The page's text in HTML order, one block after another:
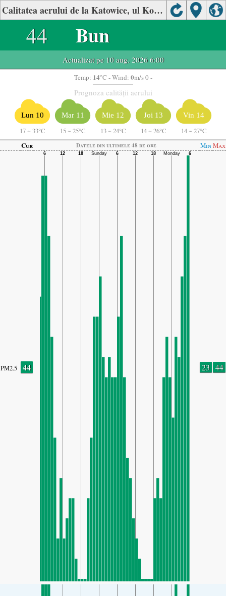
Calitatea aerului de la Katowice, ul Kossutha 6
44 Bun
Actualizat pe 10 aug. 2026 6:00
Temp: 14°C - Wind: 0m/s 0 -
Prognoza calității aerului
Lun 10
17 ~ 33°C
Mar 11
15 ~ 25°C
Mie 12
13 ~ 24°C
Joi 13
14 ~ 26°C
Vin 14
14 ~ 27°C
Cur
Datele din ultimele 48 de ore MinMax
PM2.5 44 23 44